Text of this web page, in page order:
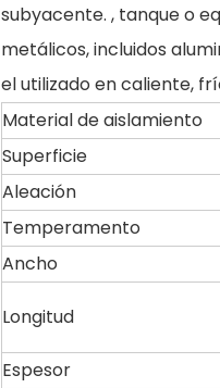
subyacente. , tanque o
metálicos, incluidos
el utilizado en caliente,
Material de aislamiento
Superficie
Aleación
Temperamento
Ancho
Longitud
Espesor